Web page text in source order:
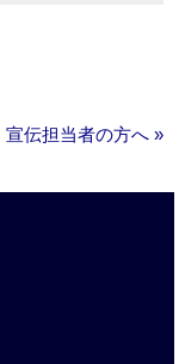
宣伝担当者の方へ »